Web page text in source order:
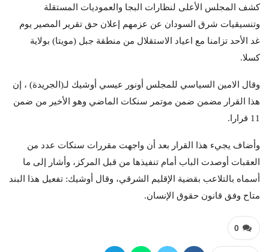
كشف المجلس الأعلى لنظارات البجا والعموديات المستقلة
وتنسيقيات شرق السودان عن عزمهم إعلان حق تقرير المصير يوم
غد الأحد تزامنا مع اعياد الاستقلال من منطقة جبل (مويتا) بولاية
كسلا.
وقال الامين السياسي للمجلس أونور عيسي أوشيك لـ(الجريدة) ، إن
هذا القرار مضمن ضمن موتمر سنكات الماضي وهو الأخير من ضمن
11 قرارا.
وأضاف يجيء هذا القرار بعد أن واجهت مقررات سنكات عدد من
العقبات أوصدت الباب أمام تنفيذها من قبل المركز، وأشار إلى ما
أسماه بالتلاعب بقضية الإقليم الشرقي، وقال أوشيك: تفعيل هذا البند
متاح وفق قانون حقوق الإنسان.
0